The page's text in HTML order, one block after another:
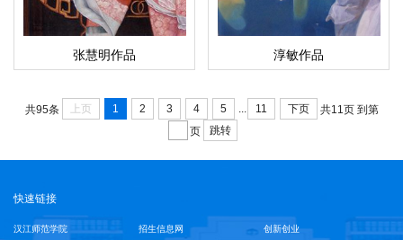
张慧明作品 淳敏作品
共95条 上页 1 2 3 4 5 11 下页 共11页 到第
页
跳转
快速链接
汉江师范学院 招生信息网 创新创业